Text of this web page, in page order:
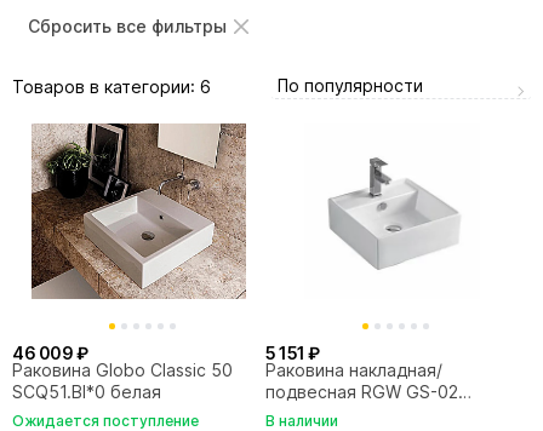
Сбросить все фильтры
Товаров в категории: 6 По популярности
46 009 ₽
Раковина Globo Classic 50
SCQ51.BI*0 белая
Ожидается поступление
5 151 ₽
Раковина накладная/
подвесная RGW GS-02
80121002-01 белая
В наличии